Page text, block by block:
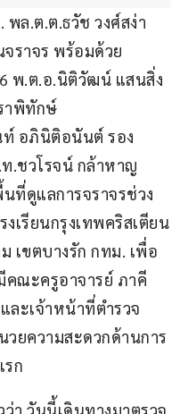
พล.ต.ต.ธวัช วงศ์สง่า
ราจร พร้อมด้วย
พ.ต.อ.นิติวัฒน์ แสนสิ่ง
าพิทักษ์
อภินิติอนันต์ รอง
.ชวโรจน์ กล้าหาญ
ที่ดูแลการจราจรช่วง
เรียนกรุงเทพคริสเตียน
เขตบางรัก กทม. เพื่อ
คณะครูอาจารย์ ภาคี
ละเจ้าหน้าที่ตำรวจ
วยความสะดวกด้านการ
รก